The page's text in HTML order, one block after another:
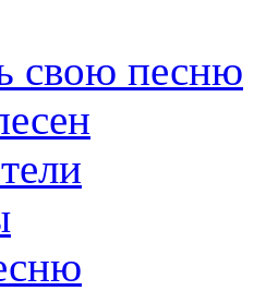
свою песню